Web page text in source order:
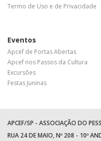
Termo de Uso e de Privacidade
Eventos
Apcef de Portas Abertas
Apcef nos Passos da Cultura
Excursões
Festas Juninas
APCEF/SP - ASSOCIAÇÃO DO
RUA 24 DE MAIO, Nº 208 - 10º